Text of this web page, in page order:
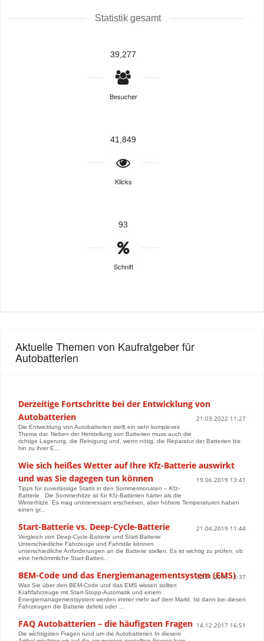
Statistik gesamt
39,277
Besucher
41,849
Klicks
93
Schnitt
Aktuelle Themen von Kaufratgeber für
Autobatterien
Derzeitige Fortschritte bei der Entwicklung von
Autobatterien
21.03.2022 11:27
Die Entwicklung von Autobatterien stellt ein sehr komplexes
Thema dar. Neben der Herstellung von Batterien muss auch die
richtige Lagerung, die Reinigung und, wenn nötig, die Reparatur der Batterien bis
hin zu ihrer E...
Wie sich heißes Wetter auf Ihre Kfz-Batterie auswirkt
und was Sie dagegen tun können
19.06.2019 13:41
Tipps für zuverlässige Starts in den Sommermonaten – Kfz-
Batterie Die Sommerhitze ist für Kfz-Batterien härter als die
Winterhitze. Es mag uninteressant erscheinen, aber höhere Temperaturen haben
einen gr...
Start-Batterie vs. Deep-Cycle-Batterie 21.04.2019 11:44
Vergleich von Deep-Cycle-Batterie und Start-Batterie
Unterschiedliche Fahrzeuge und Fahrstile können
unterschiedliche Anforderungen an die Batterie stellen. Es ist wichtig zu prüfen, ob
eine herkömmliche Start-Batteri...
BEM-Code und das Energiemanagementsystem (EMS)
02.01.2018 18:37
Was Sie über den BEM-Code und das EMS wissen sollten
Kraftfahrzeuge mit Start-Stopp-Automatik und einem
Energiemanagementsystem werden immer mehr auf dem Markt. Ist dann bei diesen
Fahrzeugen die Batterie defekt oder ...
FAQ Autobatterien – die häufigsten Fragen 14.12.2017 16:51
Die wichtigsten Fragen rund um die Autobatterien In diesem